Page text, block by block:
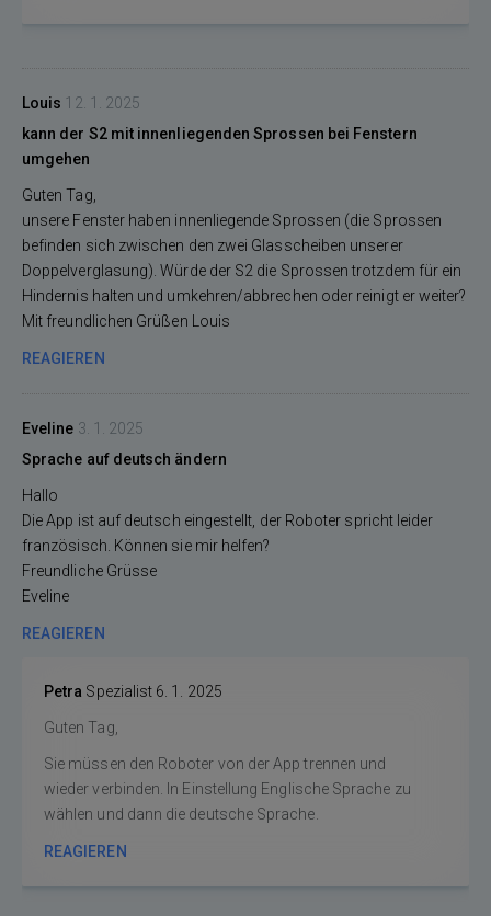
Louis 12. 1. 2025
kann der S2 mit innenliegenden Sprossen bei Fenstern
umgehen
Guten Tag,
unsere Fenster haben innenliegende Sprossen (die Sprossen
befinden sich zwischen den zwei Glasscheiben unserer
Doppelverglasung). Würde der S2 die Sprossen trotzdem für ein
Hindernis halten und umkehren/abbrechen oder reinigt er weiter?
Mit freundlichen Grüßen Louis
REAGIEREN
Eveline 3. 1. 2025
Sprache auf deutsch ändern
Hallo
Die App ist auf deutsch eingestellt, der Roboter spricht leider
französisch. Können sie mir helfen?
Freundliche Grüsse
Eveline
REAGIEREN
Petra Spezialist 6. 1. 2025
Guten Tag,
Sie müssen den Roboter von der App trennen und
wieder verbinden. In Einstellung Englische Sprache zu
wählen und dann die deutsche Sprache.
REAGIEREN